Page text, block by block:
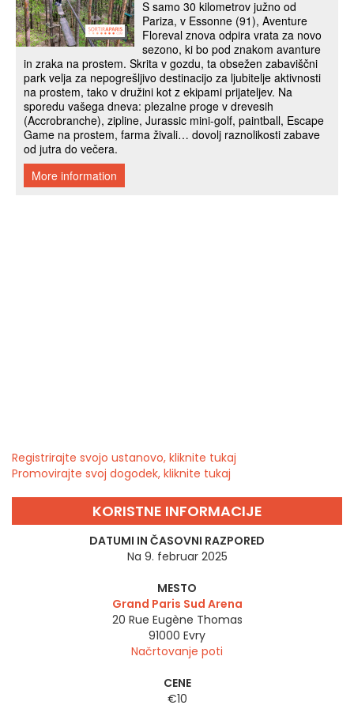
Registrirajte svojo ustanovo, kliknite tukaj
Promovirajte svoj dogodek, kliknite tukaj
KORISTNE INFORMACIJE
DATUMI IN ČASOVNI RAZPORED
Na 9. februar 2025
MESTO
Grand Paris Sud Arena
20 Rue Eugène Thomas
91000 Evry
Načrtovanje poti
CENE
€10